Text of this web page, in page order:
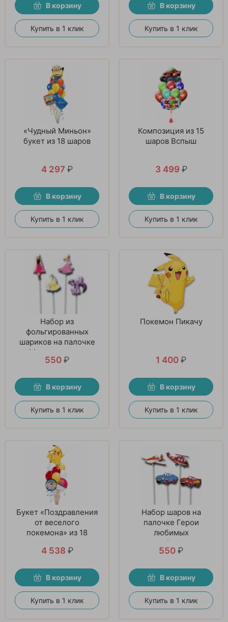
В корзину
Купить в 1 клик
В корзину
Купить в 1 клик
«Чудный Миньон»
букет из 18 шаров
4 297 ₽
В корзину
Купить в 1 клик
Композиция из 15
шаров Вспыш
3 499 ₽
В корзину
Купить в 1 клик
Набор из
фольгированных
шариков на палочке
«Мечта девочек»
550 ₽
В корзину
Купить в 1 клик
Покемон Пикачу
1 400 ₽
В корзину
Купить в 1 клик
Букет «Поздравления
от веселого
покемона» из 18
4 538 ₽
В корзину
Купить в 1 клик
Набор шаров на
палочке Герои
любимых
мультфильмов
550 ₽
В корзину
Купить в 1 клик